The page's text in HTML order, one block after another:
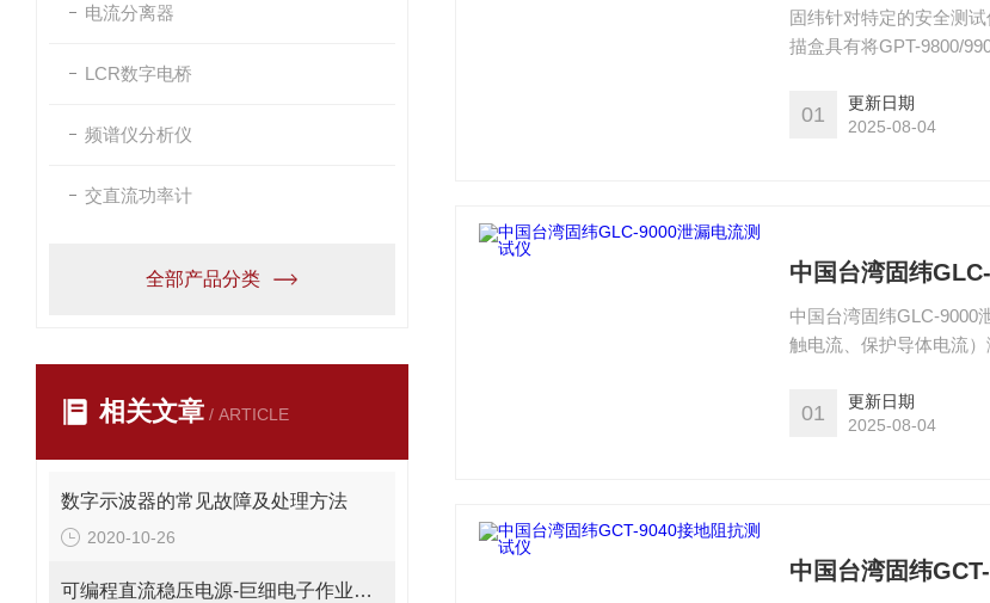
电流分离器
LCR数字电桥
频谱仪分析仪
交直流功率计
全部产品分类
相关文章 / ARTICLE
数字示波器的常见故障及处理方法
2020-10-26
可编程直流稳压电源-巨细电子作业室是*的仪器
固纬针对特定的安全测
描盒具有将GPT-9800/
压，绝缘电阻和接地连接
01
更新日期
2025-08-04
中国台湾固纬
中国台湾固纬GLC-9000
触电流、保护导体电流
关安全标准要求（IEC、
01
更新日期
2025-08-04
中国台湾固纬